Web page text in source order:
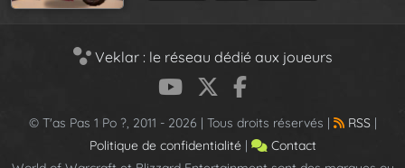
Veklar : le réseau dédié aux joueurs
© T'as Pas 1 Po ?, 2011 - 2026 | Tous droits réservés | RSS|
Politique de confidentialité|
Contact